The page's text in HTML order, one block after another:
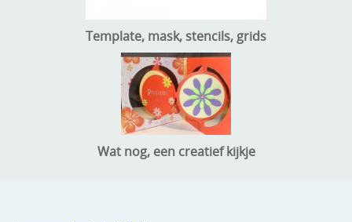
Template, mask, stencils, grids
Wat nog, een creatief kijkje